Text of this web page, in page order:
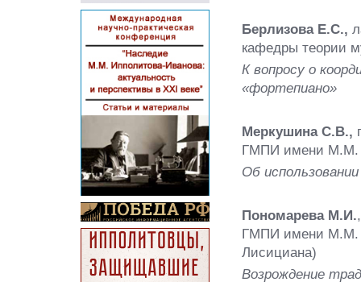
Берлизова Е.С.,
кафедры теории
К вопросу о
«фортепиано»
Меркушина С.В.,
ГМПИ имени М.М.
Об
Пономарева М.И.
ГМПИ имени М.М.
Лисициана)
Возрождение